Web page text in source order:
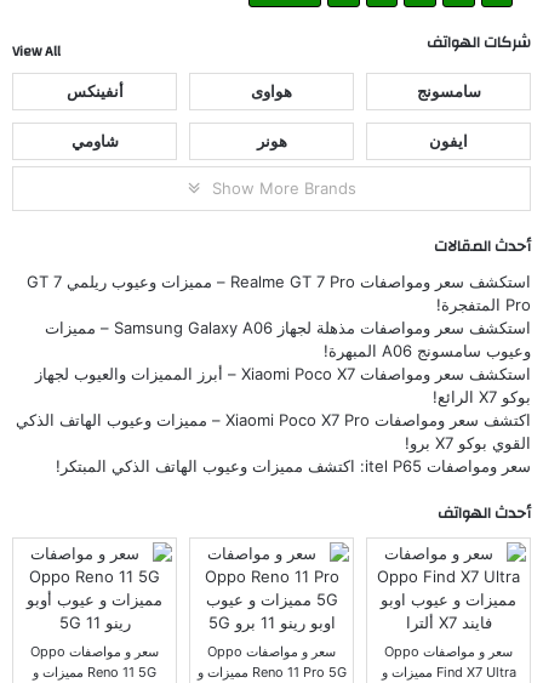
شركات الهواتف View All
سامسونج هواوى أنفينكس
ايفون هونر شاومي
Show More Brands
أحدث المقالات
استكشف سعر ومواصفات Realme GT 7 Pro – مميزات وعيوب ريلمي GT 7
Pro المتفجرة!
استكشف سعر ومواصفات مذهلة لجهاز Samsung Galaxy A06 – مميزات
وعيوب سامسونج A06 المبهرة!
استكشف سعر ومواصفات Xiaomi Poco X7 – أبرز المميزات والعيوب لجهاز
بوكو X7 الرائع!
اكتشف سعر ومواصفات Xiaomi Poco X7 Pro – مميزات وعيوب الهاتف الذكي
القوي بوكو X7 برو!
سعر ومواصفات itel P65: اكتشف مميزات وعيوب الهاتف الذكي المبتكر!
أحدث الهواتف
سعر و مواصفات Oppo
Find X7 Ultra مميزات و
سعر و مواصفات Oppo
Reno 11 Pro 5G مميزات و
سعر و مواصفات Oppo
Reno 11 5G مميزات و